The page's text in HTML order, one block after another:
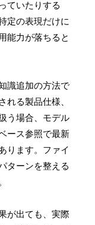
ていたりする
定の表現だけに
能力が落ちると
識追加の方法で
れる製品仕様、
う場合、モデル
ース参照で最新
ります。ファイ
ターンを整える
が出ても、実際